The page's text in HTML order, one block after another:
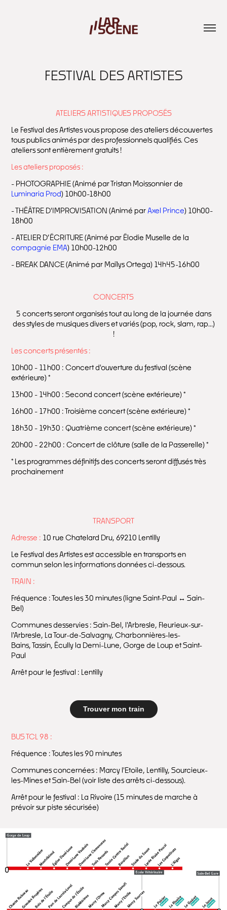
FESTIVAL DES ARTISTES
ATELIERS ARTISTIQUES PROPOSÉS
Le Festival des Artistes vous propose des ateliers découvertes
tous publics animés par des professionnels qualifiés. Ces
ateliers sont entièrement gratuits !
Les ateliers proposés :
- PHOTOGRAPHIE (Animé par Tristan Moissonnier de
Luminaria Prod) 10h00-18h00
- THÉÂTRE D'IMPROVISATION (Animé par Axel Prince) 10h00-
18h00
- ATELIER D’ÉCRITURE (Animé par Élodie Muselle de la
compagnie EMA) 10h00-12h00
- BREAK DANCE (Animé par Maïlys Ortega) 14h45-16h00
CONCERTS
5 concerts seront organisés tout au long de la journée dans
des styles de musiques divers et variés (pop, rock, slam, rap...)
!
Les concerts présentés :
10h00 - 11h00 : Concert d'ouverture du festival (scène
extérieure) *
13h00 - 14h00 : Second concert (scène extérieure) *
16h00 - 17h00 : Troisième concert (scène extérieure) *
18h30 - 19h30 : Quatrième concert (scène extérieure) *
20h00 - 22h00 : Concert de clôture (salle de la Passerelle) *
* Les programmes définitifs des concerts seront diffusés très
prochainement
TRANSPORT
Adresse : 10 rue Chatelard Dru, 69210 Lentilly
Le Festival des Artistes est accessible en transports en
commun selon les informations données ci-dessous.
TRAIN :
Fréquence : Toutes les 30 minutes (ligne Saint-Paul ↔️ Sain-
Bel)
Communes desservies : Sain-Bel, l'Arbresle, Fleurieux-sur-
l'Arbresle, La Tour-de-Salvagny, Charbonnières-les-
Bains, Tassin, Écully la Demi-Lune, Gorge de Loup et Saint-
Paul
Arrêt pour le festival : Lentilly
Trouver mon train
BUS TCL 98 :
Fréquence : Toutes les 90 minutes
Communes concernées : Marcy l'Etoile, Lentilly, Sourcieux-
les-Mines et Sain-Bel (voir liste des arrêts ci-dessous).
Arrêt pour le festival : La Rivoire (15 minutes de marche à
prévoir sur piste sécurisée)